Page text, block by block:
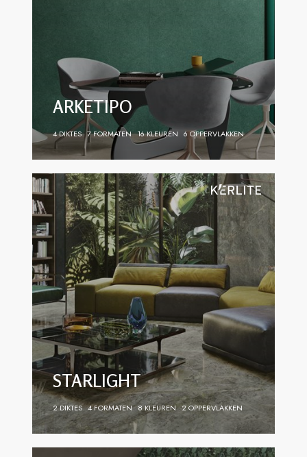
ARKETIPO
4 DIKTES 7 FORMATEN 16 KLEUREN 6 OPPERVLAKKEN
STARLIGHT
2 DIKTES 4 FORMATEN 8 KLEUREN 2 OPPERVLAKKEN